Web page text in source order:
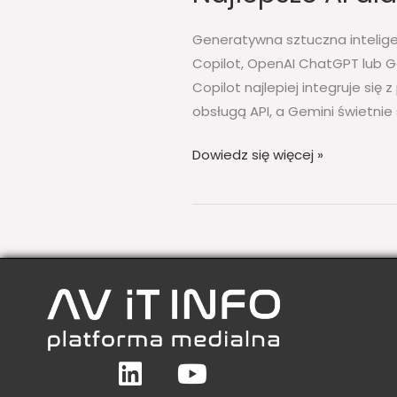
Generatywna sztuczna
Copilot, OpenAI ChatGPT lub
Copilot najlepiej integruje się
obsługą API, a Gemini
Dowiedz się więcej »
LinkedinYoutube